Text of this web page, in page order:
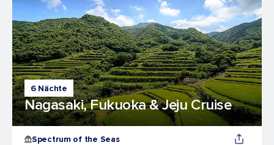
6 Nächte
Nagasaki, Fukuoka & Jeju Cruise
Spectrum of the Seas